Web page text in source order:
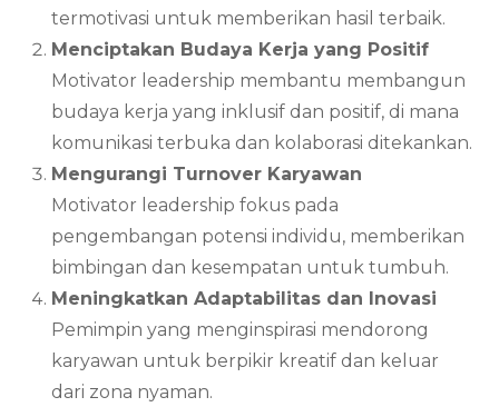
termotivasi untuk memberikan hasil terbaik.
Menciptakan Budaya Kerja yang Positif
Motivator leadership membantu membangun
budaya kerja yang inklusif dan positif, di mana
komunikasi terbuka dan kolaborasi ditekankan.
Mengurangi Turnover Karyawan
Motivator leadership fokus pada
pengembangan potensi individu, memberikan
bimbingan dan kesempatan untuk tumbuh.
Meningkatkan Adaptabilitas dan Inovasi
Pemimpin yang menginspirasi mendorong
karyawan untuk berpikir kreatif dan keluar
dari zona nyaman.